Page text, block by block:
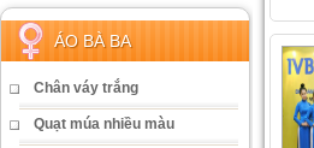
ÁO BÀ BA
Chân váy trắng
Quạt múa nhiều màu